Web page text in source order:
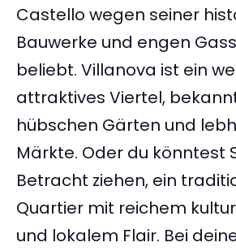
Castello wegen seiner
Bauwerke und engen
beliebt. Villanova ist ein
attraktives Viertel,
hübschen Gärten und
Märkte. Oder du könntest
Betracht ziehen, ein
Quartier mit reichem
und lokalem Flair. Bei